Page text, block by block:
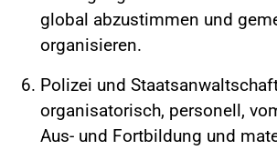
global abzustimmen und
organisieren.
Polizei und
organisatorisch, personell,
Aus- und Fortbildung und